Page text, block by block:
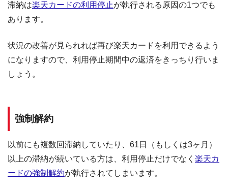
滞納は楽天カードの利用停止が執行される原因の1つでも
あります。
状況の改善が見られれば再び楽天カードを利用できるよう
になりますので、利用停止期間中の返済をきっちり行いま
しょう。
強制解約
以前にも複数回滞納していたり、61日（もしくは3ヶ月）
以上の滞納が続いている方は、利用停止だけでなく 楽天カ
ードの強制解約が執行されてしまいます。